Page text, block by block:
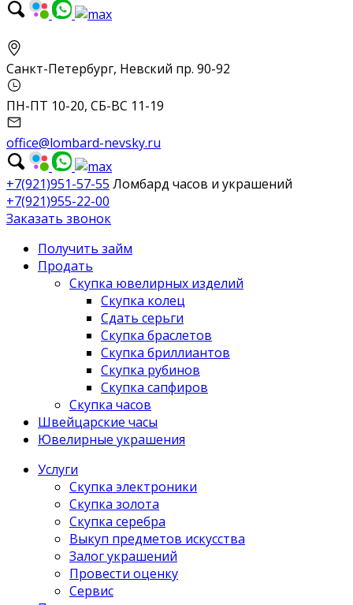
Санкт-Петербург, Невский пр. 90-92
ПН-ПТ 10-20, СБ-ВС 11-19
office@lombard-nevsky.ru
+7(921)951-57-55 Ломбард часов и украшений
+7(921)955-22-00
Заказать звонок
Получить займ
Продать
Скупка ювелирных изделий
Скупка колец
Сдать серьги
Скупка браслетов
Скупка бриллиантов
Скупка рубинов
Скупка сапфиров
Скупка часов
Швейцарские часы
Ювелирные украшения
Услуги
Скупка электроники
Скупка золота
Скупка серебра
Выкуп предметов искусства
Залог украшений
Провести оценку
Сервис